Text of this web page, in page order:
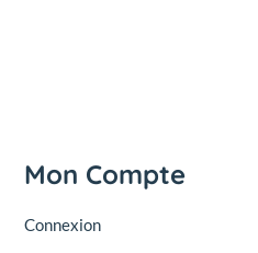
Mon Compte
Connexion